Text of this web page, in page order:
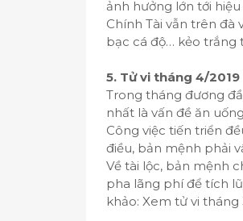
ảnh hưởng lớn tới
Chính Tài vẫn trên đà
bạc cá độ… kẻo trắng
5. Tử vi tháng 4/
Trong tháng đương
nhất là vấn đề ăn
Công việc tiến triển
điều, bản mệnh phải
Về tài lộc, bản mệnh
pha lãng phí để tích
khảo: Xem tử vi